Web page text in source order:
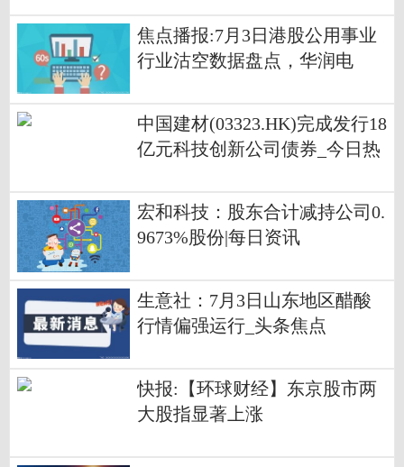
焦点播报:7月3日港股公用事业
行业沽空数据盘点，华润电
金额位居行业前三
中国建材(03323.HK)完成发行18
亿元科技创新公司债券_今日热
宏和科技：股东合计减持公司0.
9673%股份|每日资讯
生意社：7月3日山东地区醋酸
行情偏强运行_头条焦点
快报:【环球财经】东京股市两
大股指显著上涨